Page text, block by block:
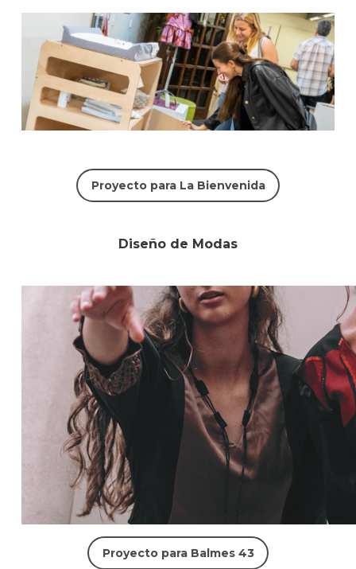
Proyecto para La Bienvenida
Diseño de Modas
Proyecto para Balmes 43